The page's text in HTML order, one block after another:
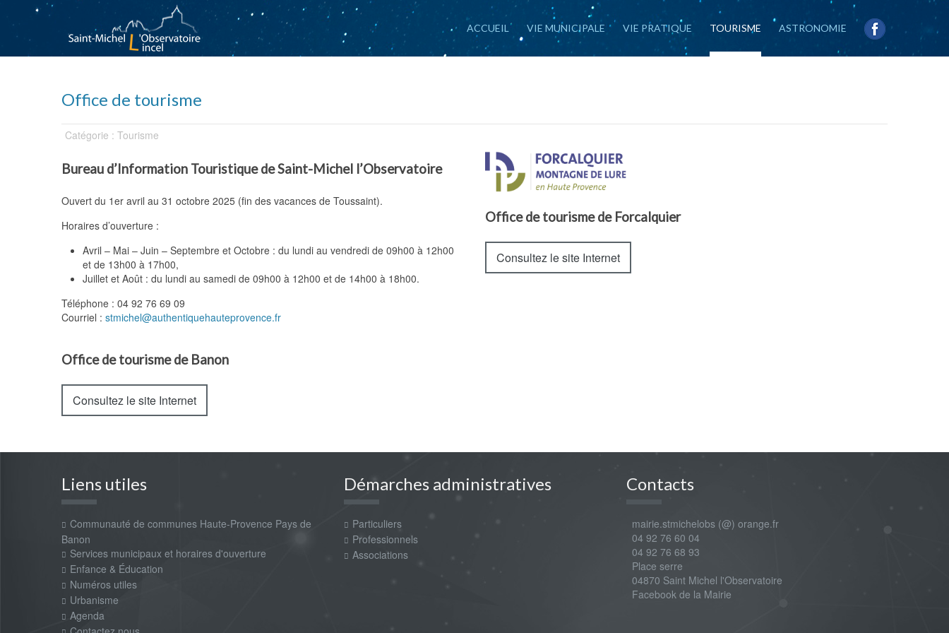
ACCUEIL VIE MUNICIPALE VIE PRATIQUE TOURISME ASTRONOMIE
Office de tourisme
Catégorie : Tourisme
Bureau d’Information Touristique de Saint-Michel l’Observatoire
Ouvert du 1er avril au 31 octobre 2025 (fin des vacances de Toussaint).
Horaires d’ouverture :
Avril – Mai – Juin – Septembre et Octobre : du lundi au vendredi de 09h00 à 12h00
et de 13h00 à 17h00,
Juillet et Août : du lundi au samedi de 09h00 à 12h00 et de 14h00 à 18h00.
Téléphone : 04 92 76 69 09
Courriel : stmichel@authentiquehauteprovence.fr
Office de tourisme de Forcalquier
Consultez le site Internet
Office de tourisme de Banon
Consultez le site Internet
Liens utiles
Communauté de communes Haute-Provence Pays de
Banon
Services municipaux et horaires d'ouverture
Enfance & Éducation
Numéros utiles
Urbanisme
Agenda
Démarches administratives
Particuliers
Professionnels
Associations
Contacts
mairie.stmichelobs (@) orange.fr
04 92 76 60 04
04 92 76 68 93
Place serre
04870 Saint Michel l'Observatoire
Facebook de la Mairie